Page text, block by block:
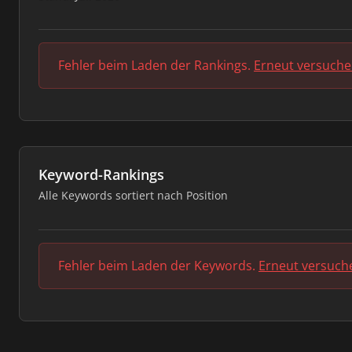
Fehler beim Laden der Rankings. Erneut
Keyword-Rankings
Alle Keywords sortiert nach Position
Fehler beim Laden der Keywords. Erneut